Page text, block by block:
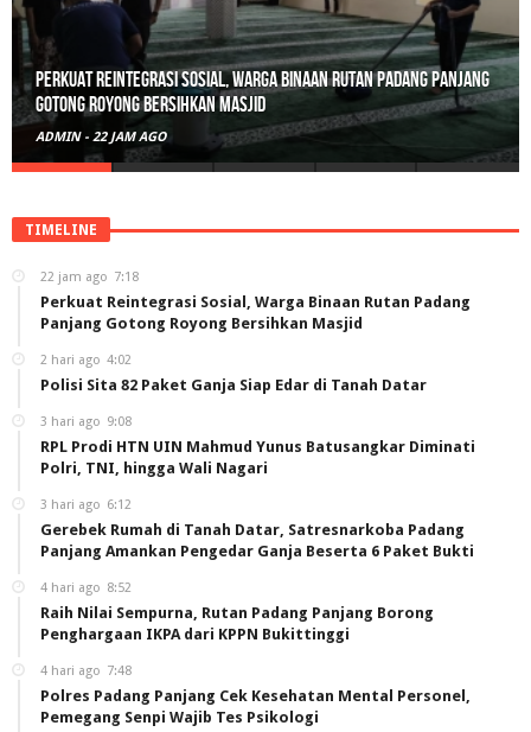
Perkuat Reintegrasi Sosial, Warga Binaan Rutan Padang Panjang
Gotong Royong Bersihkan Masjid
ADMIN - 22 JAM AGO
TIMELINE
22 jam ago 7:18
Perkuat Reintegrasi Sosial, Warga Binaan Rutan Padang
Panjang Gotong Royong Bersihkan Masjid
2 hari ago 4:02
Polisi Sita 82 Paket Ganja Siap Edar di Tanah Datar
3 hari ago 9:08
RPL Prodi HTN UIN Mahmud Yunus Batusangkar Diminati
Polri, TNI, hingga Wali Nagari
3 hari ago 6:12
Gerebek Rumah di Tanah Datar, Satresnarkoba Padang
Panjang Amankan Pengedar Ganja Beserta 6 Paket Bukti
4 hari ago 8:52
Raih Nilai Sempurna, Rutan Padang Panjang Borong
Penghargaan IKPA dari KPPN Bukittinggi
4 hari ago 7:48
Polres Padang Panjang Cek Kesehatan Mental Personel,
Pemegang Senpi Wajib Tes Psikologi